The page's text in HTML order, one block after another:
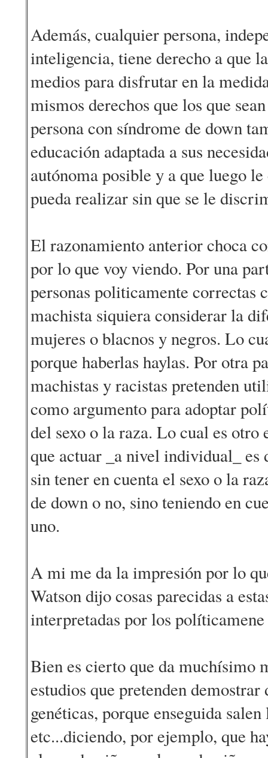
Además, cualquier persona,
inteligencia, tiene derecho a que
medios para disfrutar en la
mismos derechos que los que
persona con síndrome de down
educación adaptada a sus
autónoma posible y a que luego
pueda realizar sin que se le
El razonamiento anterior choca
por lo que voy viendo. Por una
personas politicamente correctas
machista siquiera considerar la
mujeres o blacnos y negros. Lo
porque haberlas haylas. Por otra
machistas y racistas pretenden
como argumento para adoptar
del sexo o la raza. Lo cual es
que actuar _a nivel individual_ es
sin tener en cuenta el sexo o la
de down o no, sino teniendo en
uno.
A mi me da la impresión por lo
Watson dijo cosas parecidas a
interpretadas por los
Bien es cierto que da muchísimo
estudios que pretenden
genéticas, porque enseguida
etc...diciendo, por ejemplo, que